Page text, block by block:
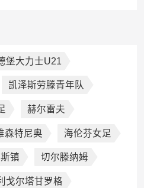
堡大力士U21
凯泽斯劳滕青年队
赫尔雷夫
森特尼奥 海伦芬女足
镇 切尔滕纳姆
戈尔塔甘罗格